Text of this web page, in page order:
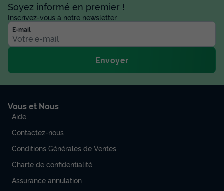
Soyez informé en premier !
Inscrivez-vous à notre newsletter
E-mail
Envoyer
Vous et Nous
Aide
Contactez-nous
Conditions Générales de Ventes
Charte de confidentialité
Assurance annulation